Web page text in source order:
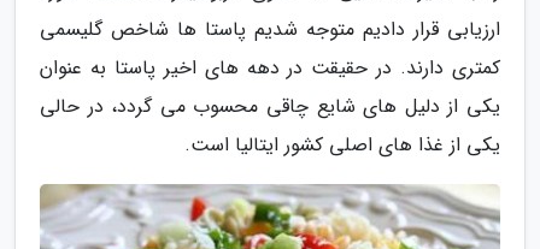
ارزیابی قرار دادیم متوجه شدیم پاستا ها شاخص گلیسمی
کمتری دارند. در حقیقت در دهه های اخیر پاستا به عنوان
یکی از دلیل های شایع چاقی محسوب می گردد، در حالی
یکی از غذا های اصلی کشور ایتالیا است.